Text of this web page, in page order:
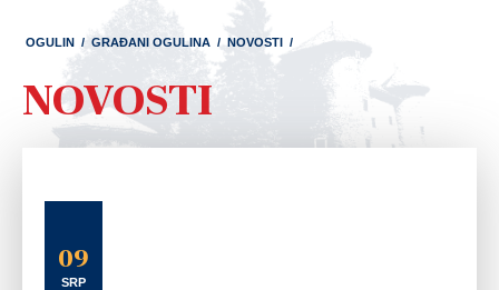
OGULIN / GRAĐANI OGULINA / NOVOSTI /
NOVOSTI
09
SRP